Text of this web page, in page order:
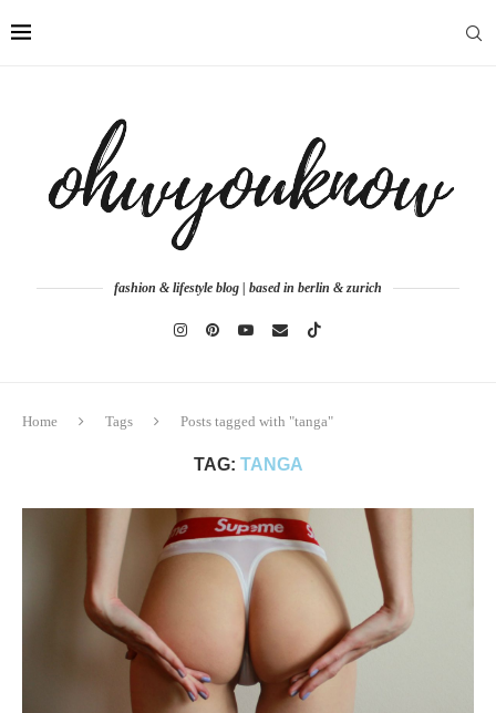
fashion & lifestyle blog | based in berlin & zurich
Home Tags Posts tagged with "tanga"
TAG: TANGA